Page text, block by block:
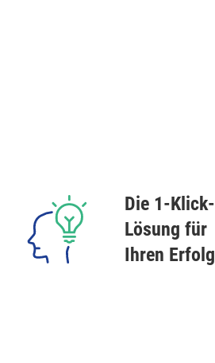
Die 1-Klick-
Lösung für
Ihren Erfolg